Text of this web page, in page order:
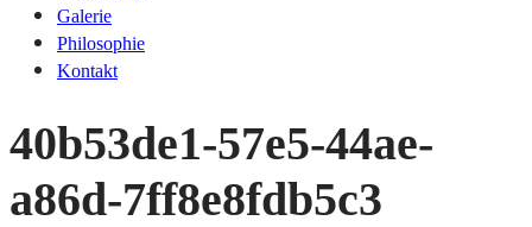
Galerie
Philosophie
Kontakt
40b53de1-57e5-44ae-
a86d-7ff8e8fdb5c3